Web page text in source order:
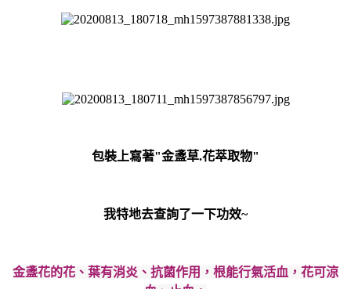
包裝上寫著"金盞草.花萃取物"
我特地去查詢了一下功效~
金盞花的花、葉有消炎、抗菌作用，根能行氣活血，花可涼